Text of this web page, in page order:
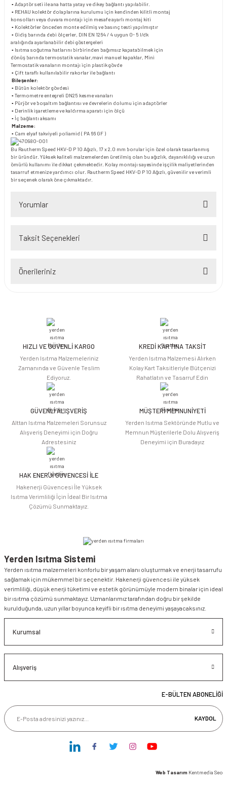
▪ Adaptör seti ile ana hatta yatay ve dikey bağlantı yapılabilir.
▪ REHAU kolektör dolaplarına kurulumu için kendinden kilitli montaj
konsolları veya duvara montajı için mesafe ayarlı montaj kiti
▪ Kolektörler önceden monte edilmiş ve basınç testi yapılmıştır
▪ Gidiş barında debi ölçerler, DIN EN 1264 / 4 uygun 0- 5 l/dk
aralığında ayarlanabilir debi göstergeleri
▪ Isıtma soğutma hatlarını birbirinden bağımsız kapatabilmek için
dönüş barında termostatik vanalar,mavi manuel kapaklar, Mini
Termostatik vanaların montajı için plastik gövde
▪ Çift taraflı kullanılabilir rakorlar ile bağlantı
Bileşenler:
▪ Bütün kolektör gövdesi
▪ Termometre entegreli DN25 kesme vanaları
▪ Pürjör ve boşaltım bağlantısı ve devrelerin dolumu için adaptörler
▪ Derinlik işaretleme ve kaldırma aparatı için ölçü
▪ İç bağlantı aksamı
Malzeme:
▪ Cam elyaf takviyeli poliamid ( PA 66 GF )
Bu Rautherm Speed HKV-D P 10 Ağızlı, 17 x 2.0 mm borular için özel olarak tasarlanmış
bir üründür. Yüksek kaliteli malzemelerden üretilmiş olan bu ağızlık, dayanıklılığı ve uzun
ömürlü kullanımı ile dikkat çekmektedir. Kolay montajı sayesinde işçilik maliyetlerinden
tasarruf etmenize yardımcı olur. Rautherm Speed HKV-D P 10 Ağızlı, güvenilir ve verimli
bir seçenek olarak öne çıkmaktadır.
Yorumlar
Taksit Seçenekleri
Önerileriniz
iletebilirsiniz.
Görüş ve önerileriniz için teşekkür ederiz.
Ürün açıklamasında eksik bilgiler bulunuyor.
Ürün bilgilerinde hatalar bulunuyor.
Ürün fiyatı diğer sitelerden daha pahalı.
Bu ürüne benzer farklı alternatifler olmalı.
HIZLI VE GÜVENLİ KARGO
Yerden Isıtma Malzemeleriniz
Zamanında ve Güvenle Teslim
Ediyoruz.
KREDİ KARTINA TAKSİT
Yerden Isıtma Malzemesi Alırken
Kolay Kart Taksitleriyle Bütçenizi
Rahatlatın ve Tasarruf Edin
GÜVENLİ ALIŞVERİŞ
Alttan Isıtma Malzemeleri Sorunsuz
Alışveriş Deneyimi için Doğru
Adrestesiniz
MÜŞTERİ MEMNUNİYETİ
Yerden Isıtma Sektöründe Mutlu ve
Memnun Müşterilerle Dolu Alışveriş
Deneyimi için Buradayız
HAK ENERJİ GÜVENCESİ İLE
Hakenerji Güvencesi İle Yüksek
Isıtma Verimliliği İçin İdeal Bir Isıtma
Çözümü Sunmaktayız.
Yerden Isıtma Sistemi
Yerden ısıtma malzemeleri konforlu bir yaşam alanı oluşturmak ve enerji tasarrufu
sağlamak için mükemmel bir seçenektir. Hakenerji güvencesi ile yüksek
verimliliği, düşük enerji tüketimi ve estetik görünümüyle modern binalar için ideal
bir ısıtma çözümü sunmaktayız. Uzmanlarımız tarafından doğru bir şekilde
kurulduğunda, uzun yıllar boyunca keyifli bir ısıtma deneyimi yaşayacaksınız.
Kurumsal
Alışveriş
E-BÜLTEN ABONELİĞİ
KAYDOL
Web Tasarım Kentmedia Seo